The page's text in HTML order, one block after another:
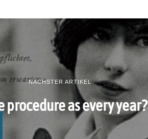
NÄCHSTER ARTIKEL
procedure as every year?